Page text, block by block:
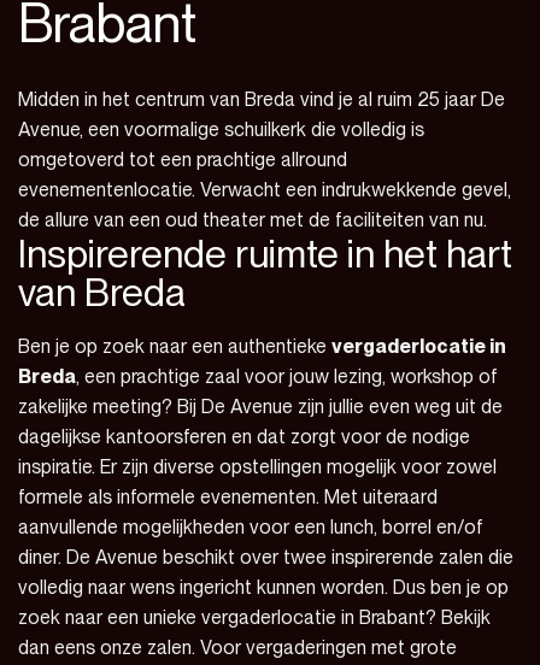
Brabant
Midden in het centrum van Breda vind je al ruim 25 jaar De
Avenue, een voormalige schuilkerk die volledig is
omgetoverd tot een prachtige allround
evenementenlocatie. Verwacht een indrukwekkende gevel,
de allure van een oud theater met de faciliteiten van nu.
Inspirerende ruimte in het hart
van Breda
Ben je op zoek naar een authentieke vergaderlocatie in
Breda, een prachtige zaal voor jouw lezing, workshop of
zakelijke meeting? Bij De Avenue zijn jullie even weg uit de
dagelijkse kantoorsferen en dat zorgt voor de nodige
inspiratie. Er zijn diverse opstellingen mogelijk voor zowel
formele als informele evenementen. Met uiteraard
aanvullende mogelijkheden voor een lunch, borrel en/of
diner. De Avenue beschikt over twee inspirerende zalen die
volledig naar wens ingericht kunnen worden. Dus ben je op
zoek naar een unieke vergaderlocatie in Brabant? Bekijk
dan eens onze zalen. Voor vergaderingen met grote